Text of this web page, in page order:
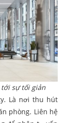
sự tối giản
Là nơi thu hút
phòng. Liên hệ